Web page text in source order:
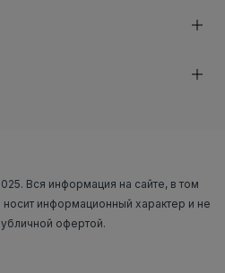
Вся информация на сайте, в том
информационный характер и не
офертой.